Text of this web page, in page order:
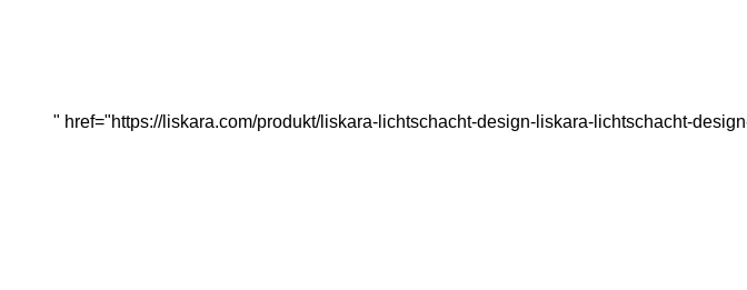
" href="https://liskara.com/produkt/liskara-lichtschacht-design-liskara-lichtschacht-